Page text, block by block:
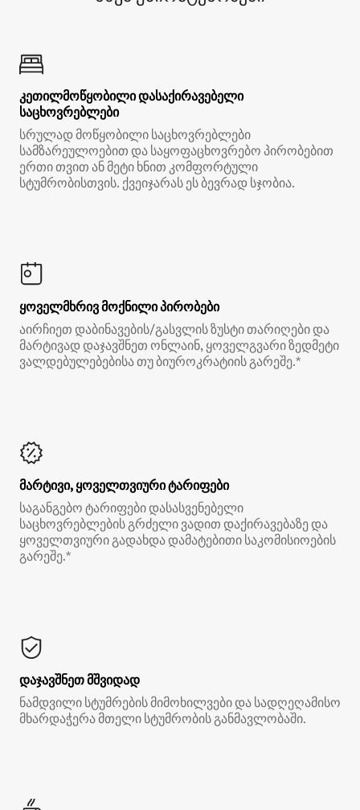
კეთილმოწყობილი დასაქირავებელი
საცხოვრებლები
სრულად მოწყობილი საცხოვრებლები
სამზარეულოებით და საყოფაცხოვრებო პირობებით
ერთი თვით ან მეტი ხნით კომფორტული
სტუმრობისთვის. ქვეიჯარას ეს ბევრად სჯობია.
ყოველმხრივ მოქნილი პირობები
აირჩიეთ დაბინავების/გასვლის ზუსტი თარიღები და
მარტივად დაჯავშნეთ ონლაინ, ყოველგვარი ზედმეტი
ვალდებულებებისა თუ ბიუროკრატიის გარეშე.*
მარტივი, ყოველთვიური ტარიფები
საგანგებო ტარიფები დასასვენებელი
საცხოვრებლების გრძელი ვადით დაქირავებაზე და
ყოველთვიური გადახდა დამატებითი საკომისიოების
გარეშე.*
დაჯავშნეთ მშვიდად
ნამდვილი სტუმრების მიმოხილვები და სადღეღამისო
მხარდაჭერა მთელი სტუმრობის განმავლობაში.